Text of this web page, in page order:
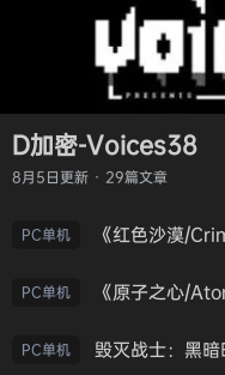
D加密-Voices38
8月5日更新 · 29篇文章
PC单机 《红色沙漠/
PC单机 《原子之心/
PC单机